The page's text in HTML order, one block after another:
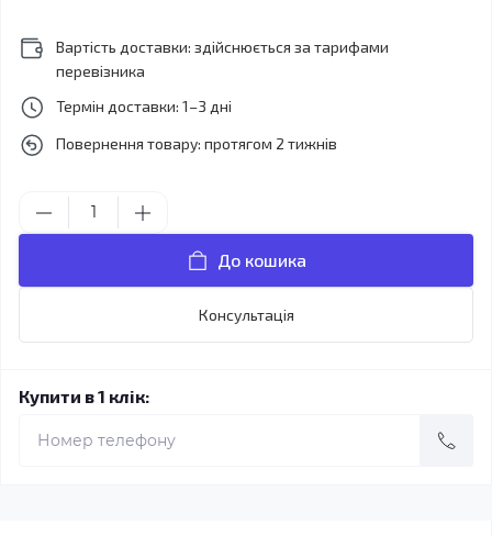
Вартість доставки: здійснюється за тарифами
перевізника
Термін доставки: 1–3 дні
Повернення товару: протягом 2 тижнів
До кошика
Консультація
Купити в 1 клік: